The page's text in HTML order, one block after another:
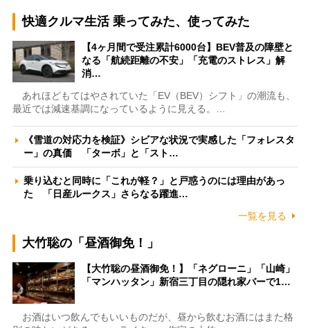
快適クルマ生活 乗ってみた、使ってみた
【4ヶ月間で受注累計6000台】BEV普及の障壁と
なる「航続距離の不安」「充電のストレス」解
消…
あれほどもてはやされていた「EV（BEV）シフト」の潮流も、
最近では減速基調になっているように見える。…
《雪道の対応力を検証》シビアな状況で実感した「フォレスタ
ー」の真価 「ターボ」と「スト…
乗り込むと同時に「これが軽？」と戸惑うのには理由があっ
た 「日産ルークス」さらなる躍進…
一覧を見る
大竹聡の「昼酒御免！」
【大竹聡の昼酒御免！】「ネグローニ」「山崎」
「マンハッタン」新宿三丁目の隠れ家バーで1…
お酒はいつ飲んでもいいものだが、昼から飲むお酒にはまた格